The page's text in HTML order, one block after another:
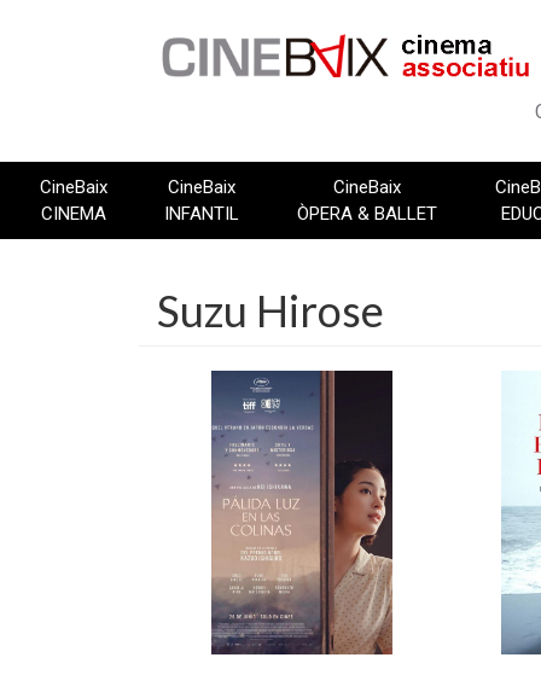
CineBaix
CINEMA
CineBaix
INFANTIL
CineBaix
ÒPERA & BALLET
Suzu Hirose